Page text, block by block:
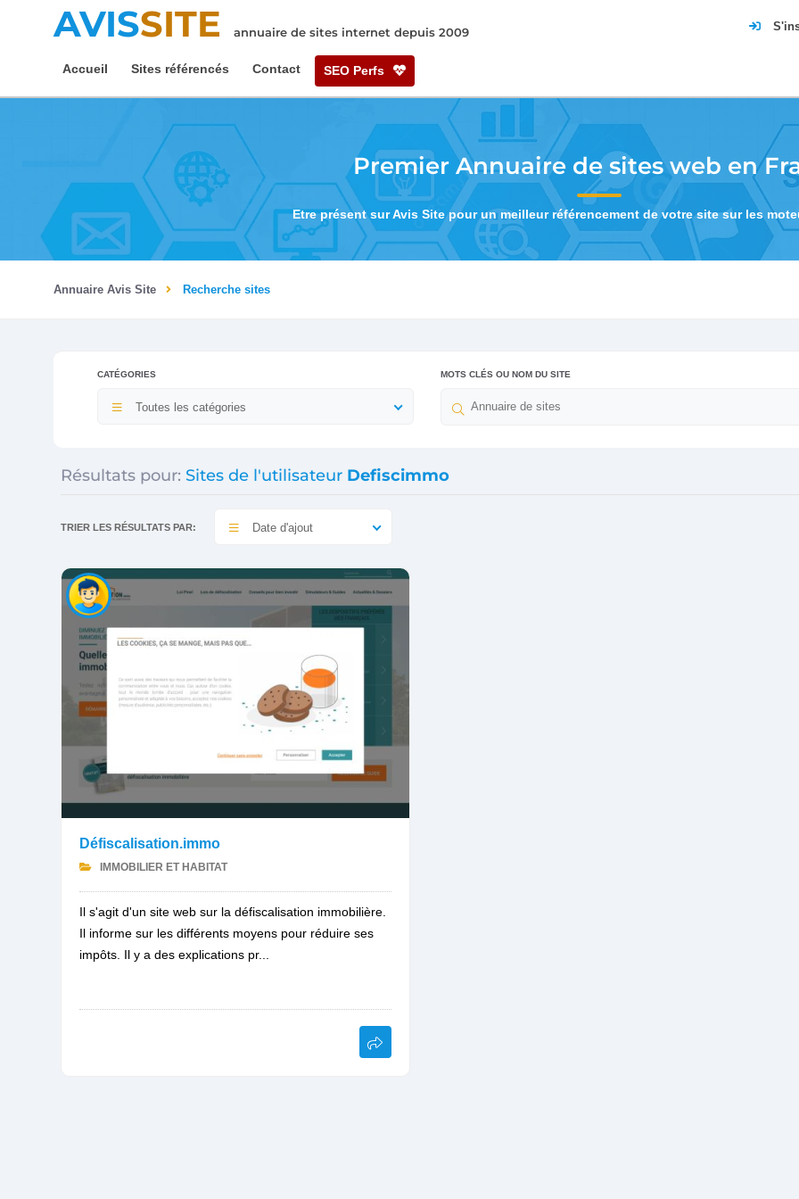
AVISSITE annuaire de sites internet depuis 2009
Accueil Sites référencés Contact SEO Perfs
Premier Annuaire de sites web en
Etre présent sur Avis Site pour un meilleur référencement de votre site sur les
Annuaire Avis Site Recherche sites
CATÉGORIES
Toutes les catégories
MOTS CLÉS OU NOM DU SITE
Résultats pour: Sites de l'utilisateur Defiscimmo
TRIER LES RÉSULTATS PAR: Date d'ajout
Défiscalisation.immo
IMMOBILIER ET HABITAT
Il s'agit d'un site web sur la défiscalisation immobilière.
Il informe sur les différents moyens pour réduire ses
impôts. Il y a des explications pr...